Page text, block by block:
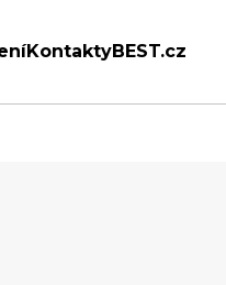
BEST.cz
Kontakty